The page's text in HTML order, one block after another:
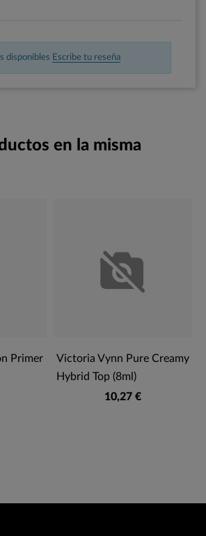
disponibles Escribe tu reseña
en la misma
Primer
Victoria Vynn Pure Creamy
Hybrid Top (8ml)
10,27 €